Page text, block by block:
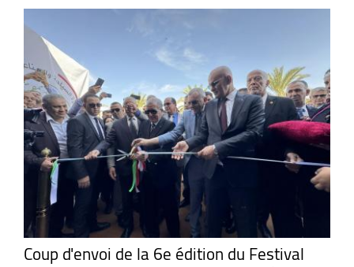
Coup d'envoi de la 6e édition du Festival